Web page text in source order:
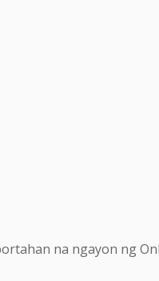
na ngayon ng